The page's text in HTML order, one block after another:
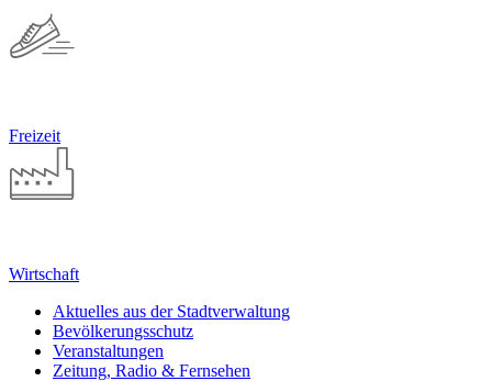
Freizeit
Wirtschaft
Aktuelles aus der Stadtverwaltung
Bevölkerungsschutz
Veranstaltungen
Zeitung, Radio & Fernsehen